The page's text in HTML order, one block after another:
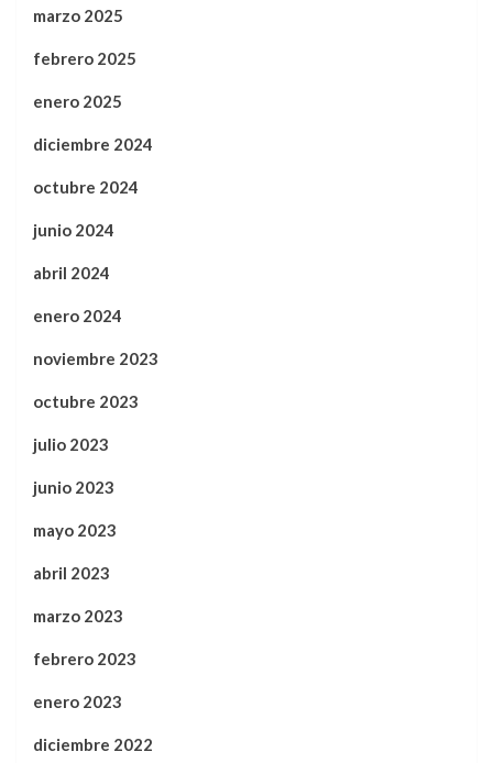
marzo 2025
febrero 2025
enero 2025
diciembre 2024
octubre 2024
junio 2024
abril 2024
enero 2024
noviembre 2023
octubre 2023
julio 2023
junio 2023
mayo 2023
abril 2023
marzo 2023
febrero 2023
enero 2023
diciembre 2022